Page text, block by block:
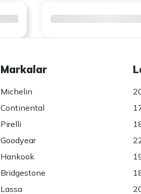
Markalar
Michelin
Continental
Pirelli
Goodyear
Hankook
Bridgestone
Lassa